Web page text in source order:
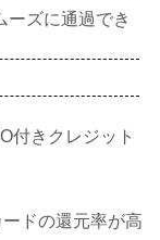
ーズに通過でき
付きクレジット
ドの還元率が高